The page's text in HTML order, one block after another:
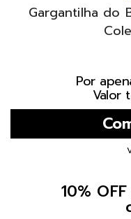
Gargantilha do
Por
Valor
10%